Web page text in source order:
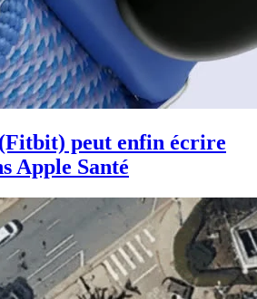
peut enfin écrire
Apple Santé